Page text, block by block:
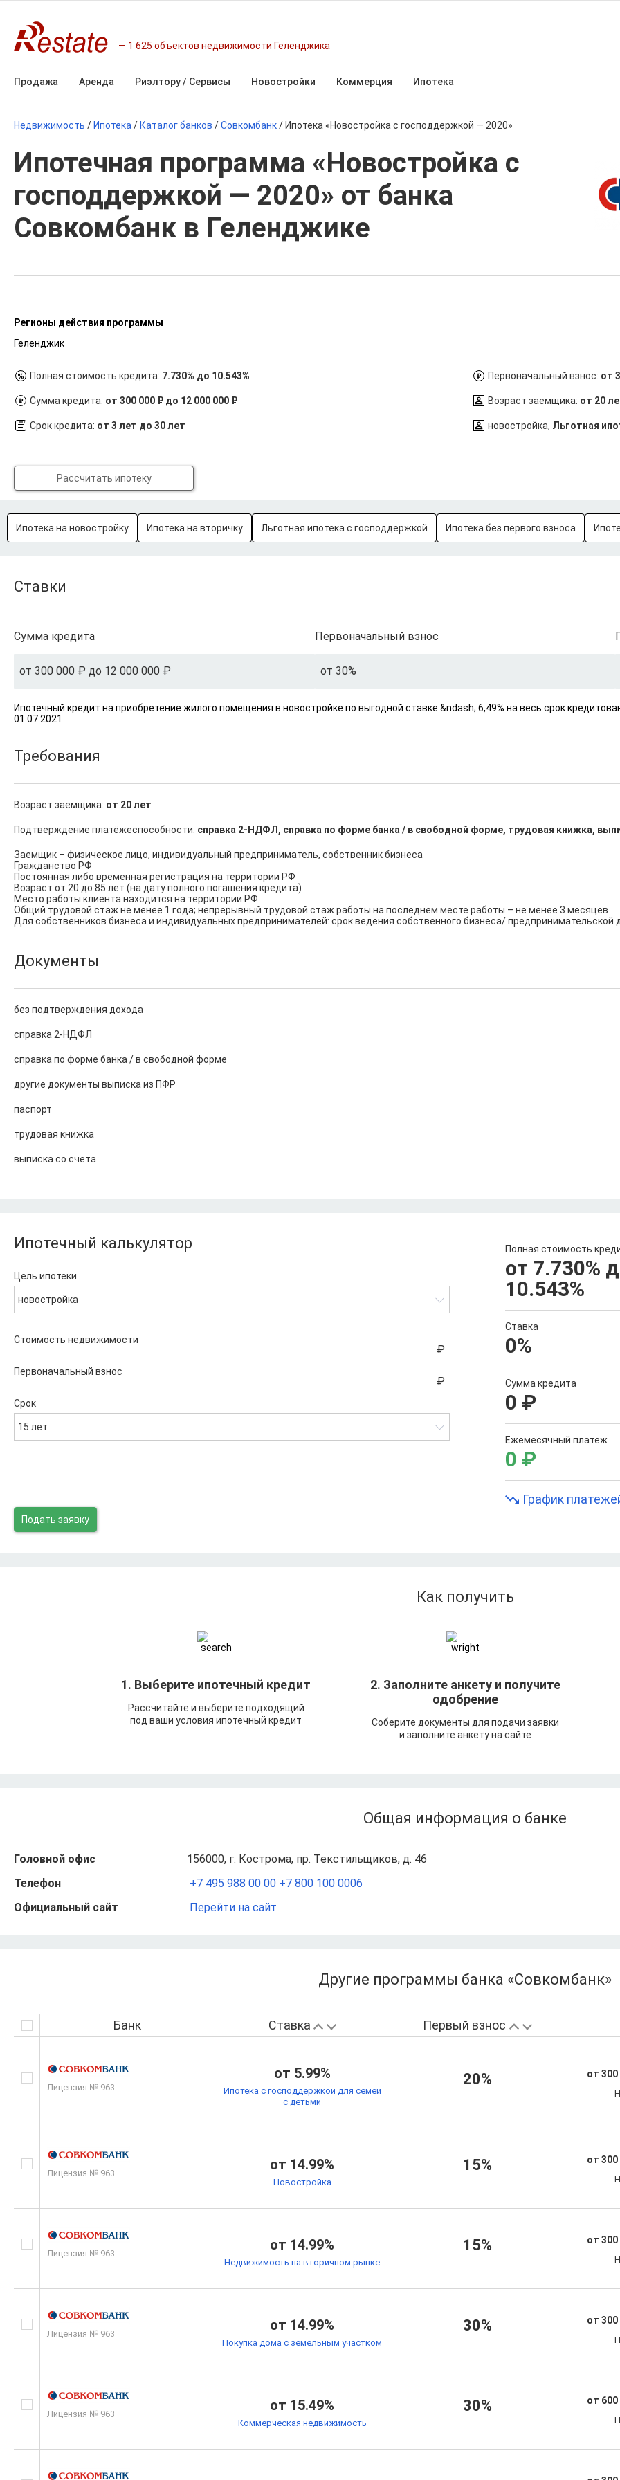
1 625 объектов недвижимости Геленджика
Продажа Аренда Риэлтору / Сервисы Новостройки Коммерция Ипотека
Недвижимость / Ипотека / Каталог банков /Совкомбанк/ Ипотека «Новостройка с господдержкой — 2020»
Ипотечная программа «Новостройка с
господдержкой — 2020» от банка
Совкомбанк в Геленджике
Регионы действия программы
Геленджик
Полная стоимость кредита: 7.730% до 10.543%
Сумма кредита: от 300 000 ₽ до 12 000 000 ₽
Срок кредита: от 3 лет до 30 лет
Первоначальный взнос: от
Возраст заемщика: от 20
новостройка, Льготная
Рассчитать ипотеку
Ипотека на новостройку Ипотека на вторичку Льготная ипотека с господдержкой Ипотека без первого взноса
Ставки
Сумма кредита
от 300 000 ₽ до 12 000 000 ₽
Первоначальный взнос
от 30%
Ипотечный кредит на приобретение жилого помещения в новостройке по выгодной ставке &ndash; 6,49% на весь срок
01.07.2021
Требования
Возраст заемщика: от 20 лет
Подтверждение платёжеспособности: справка 2-НДФЛ, справка по форме банка / в свободной форме, трудовая книжка,
Заемщик – физическое лицо, индивидуальный предприниматель, собственник бизнеса
Гражданство РФ
Постоянная либо временная регистрация на территории РФ
Возраст от 20 до 85 лет (на дату полного погашения кредита)
Место работы клиента находится на территории РФ
Общий трудовой стаж не менее 1 года; непрерывный трудовой стаж работы на последнем месте работы – не менее 3 месяцев
Для собственников бизнеса и индивидуальных предпринимателей: срок ведения собственного бизнеса/
Документы
без подтверждения дохода
справка 2-НДФЛ
справка по форме банка / в свободной форме
другие документы выписка из ПФР
паспорт
трудовая книжка
выписка со счета
Ипотечный калькулятор
Цель ипотеки
новостройка
Стоимость недвижимости
Первоначальный взнос
Срок
15 лет
Полная стоимость
от 7.730%
10.543%
Ставка
0%
Сумма кредита
0 ₽
Ежемесячный платеж
0 ₽
График
Подать заявку
Как получить
1. Выберите ипотечный кредит
Рассчитайте и выберите подходящий
под ваши условия ипотечный кредит
2. Заполните анкету и получите
одобрение
Соберите документы для подачи заявки
и заполните анкету на сайте
Общая информация о банке
Головной офис
156000, г. Кострома, пр. Текстильщиков, д. 46
Телефон
+7 495 988 00 00 +7 800 100 0006
Официальный сайт
Перейти на сайт
Другие программы банка «Совкомбанк»
Банк Ставка Первый взнос
Лицензия № 963
от 5.99%
Ипотека с господдержкой для семей
с детьми
20% от 300
Лицензия № 963
от 14.99%
Новостройка
15% от 300
Лицензия № 963
от 14.99%
Недвижимость на вторичном рынке
15% от 300
Лицензия № 963
от 14.99%
Покупка дома с земельным участком
30% от 300
Лицензия № 963
от 15.49%
Коммерческая недвижимость
30% от 600